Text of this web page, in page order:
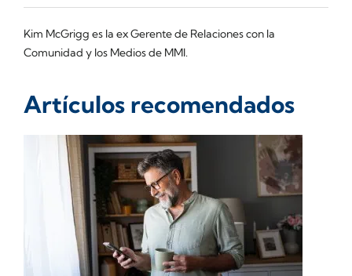
Kim McGrigg es la ex Gerente de Relaciones con la
Comunidad y los Medios de MMI.
Artículos recomendados